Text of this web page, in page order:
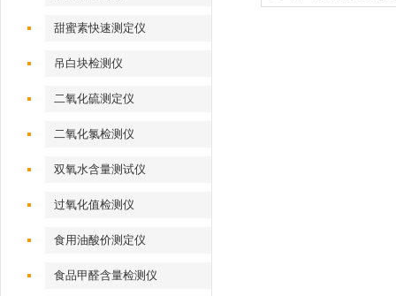
甜蜜素快速测定仪
吊白块检测仪
二氧化硫测定仪
二氧化氯检测仪
双氧水含量测试仪
过氧化值检测仪
食用油酸价测定仪
食品甲醛含量检测仪